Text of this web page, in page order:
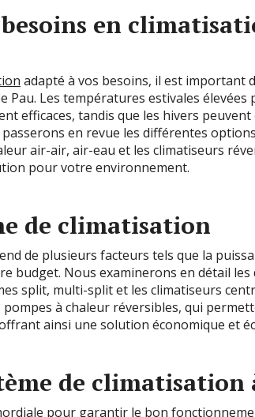
en
adapté à vos besoins, il est important
Pau. Les températures estivales élevées
efficaces, tandis que les hivers
en revue les différentes
air-air, air-eau et les climatiseurs
pour votre environnement.
de climatisation
de plusieurs facteurs tels que la
budget. Nous examinerons en détail
split, multi-split et les climatiseurs
à chaleur réversibles, qui
ainsi une solution économique et
de climatisation
pour garantir le bon